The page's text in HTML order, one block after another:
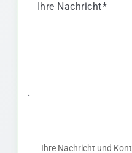
Ihre Nachricht
Ihre Nachricht und